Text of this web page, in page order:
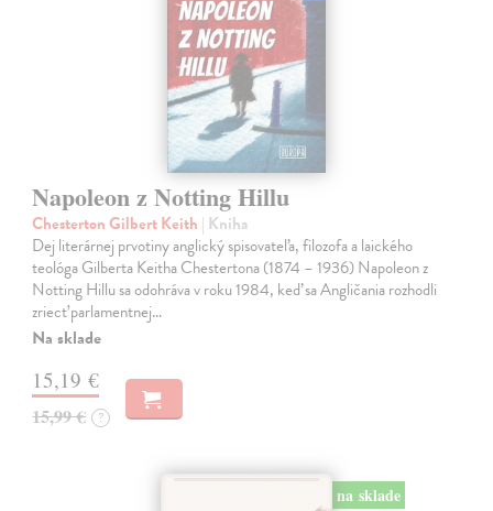
Napoleon z Notting Hillu
Chesterton Gilbert Keith | Kniha
Dej literárnej prvotiny anglický spisovateľa, filozofa a laického
teológa Gilberta Keitha Chestertona (1874 – 1936) Napoleon z
Notting Hillu sa odohráva v roku 1984, keď sa Angličania rozhodli
zriecť parlamentnej…
Na sklade
15,19 €
15,99 € ?
na sklade